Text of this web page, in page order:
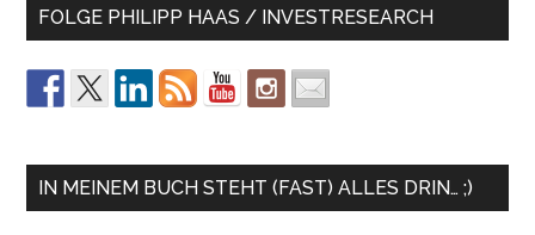
FOLGE PHILIPP HAAS / INVESTRESEARCH
IN MEINEM BUCH STEHT (FAST) ALLES DRIN… ;)